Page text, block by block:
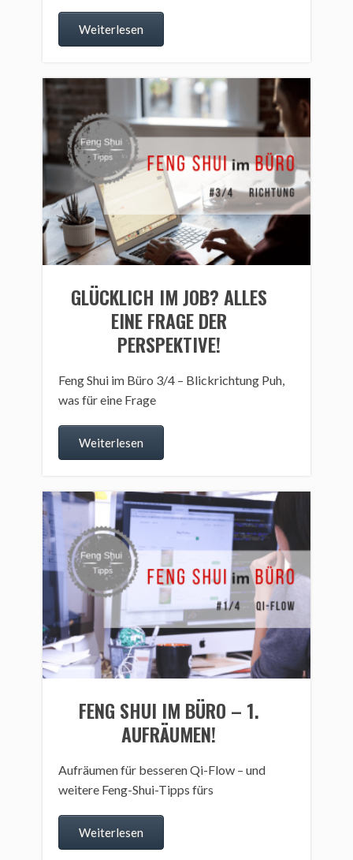
Weiterlesen
GLÜCKLICH IM JOB? ALLES
EINE FRAGE DER
PERSPEKTIVE!
Feng Shui im Büro 3/4 – Blickrichtung Puh,
was für eine Frage
Weiterlesen
FENG SHUI IM BÜRO – 1.
AUFRÄUMEN!
Aufräumen für besseren Qi-Flow – und
weitere Feng-Shui-Tipps fürs
Weiterlesen